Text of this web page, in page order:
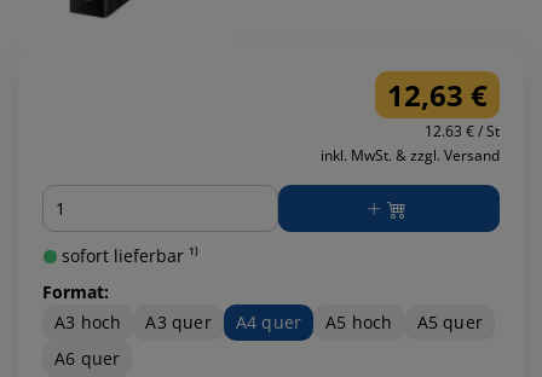
12,63 €
12.63 € / St
inkl. MwSt. & zzgl. Versand
Menge
sofort lieferbar ¹⁾
Format:
A3 hoch
A3 quer A4 quer A5 hoch
A5 quer
A6 quer